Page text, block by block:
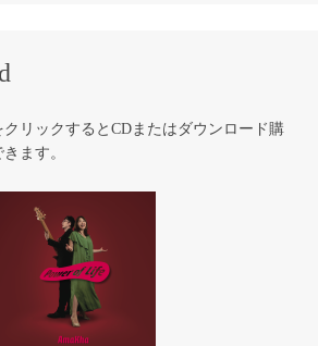
リックするとCDまたはダウンロード購
ます。